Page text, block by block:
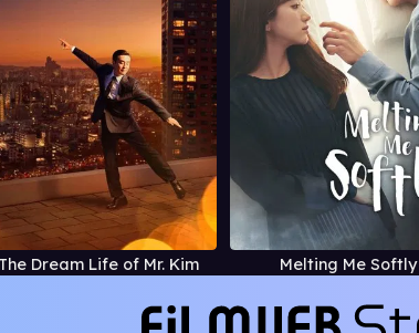
The Dream Life of Mr. Kim Melting Me Softly